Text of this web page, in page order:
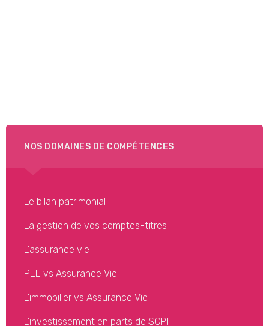
NOS DOMAINES DE COMPÉTENCES
Le bilan patrimonial
La gestion de vos comptes-titres
L'assurance vie
PEE vs Assurance Vie
L'immobilier vs Assurance Vie
L'investissement en parts de SCPI